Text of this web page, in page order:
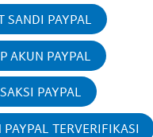
SANDI PAYPAL
AKUN PAYPAL
PAYPAL
PAYPAL TERVERIFIKASI